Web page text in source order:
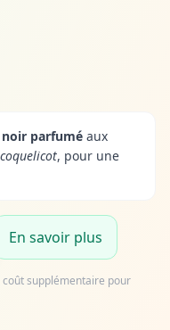
parfumé aux
, pour une
En savoir plus
supplémentaire pour